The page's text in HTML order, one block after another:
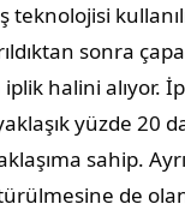
sonra
halini alıyor.
yüzde 20
sahip.
de